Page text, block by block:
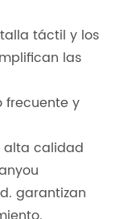
táctil y los
las
frecuente y
alta calidad
garantizan